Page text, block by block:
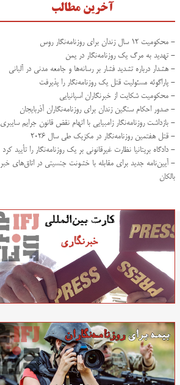
آخرین مطالب
- محکومیت ۱۲ سال زندان برای روزنامه‌نگار روس
- تهدید به مرگ یک روزنامه‌نگار در یمن
- هشدار درباره تشدید فشار بر رسانه‌ها و جامعه مدنی در آلبانی
- پاراگوئه مسئولیت قتل یک روزنامه‌نگار را پذیرفت
- محکومیت شکایت از خبرنگاران اسپانیایی
- صدور احکام سنگین زندان برای روزنامه‌نگاران آذربایجان
- بازداشت روزنامه‌نگار زامبیایی با اتهام نقض قانون جرایم سایبری
- قتل هفتمین روزنامه‌نگار در مکزیک طی سال ۲۰۲۶
- دادگاه بریتانیا نظارت غیرقانونی بر یک روزنامه‌نگار را تأیید کرد
- آیین‌نامه جدید برای مقابله با خشونت جنسیتی در اتاق‌های خبر
بالکان